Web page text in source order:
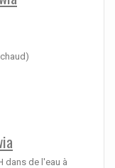
dans de l'eau à